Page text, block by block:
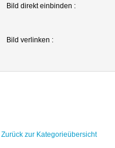
Bild direkt einbinden :
Bild verlinken :
Zurück zur Kategorieübersicht